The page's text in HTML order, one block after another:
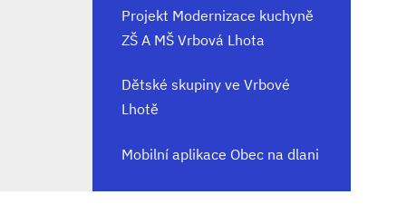
Projekt Modernizace kuchyně
ZŠ A MŠ Vrbová Lhota
Dětské skupiny ve Vrbové
Lhotě
Mobilní aplikace Obec na dlani